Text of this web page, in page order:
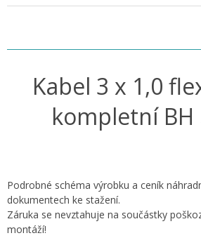
Kabel 3 x 1,0
kompletní BH
Podrobné schéma výrobku a ceník
dokumentech ke stažení.
Záruka se nevztahuje na součástky
montáží!